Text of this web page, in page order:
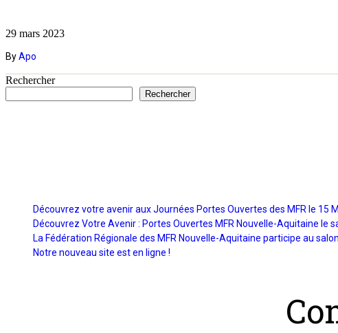
29 mars 2023
ByApo
Rechercher
Rechercher
Découvrez votre avenir aux Journées Portes Ouvertes des MFR le 15
Découvrez Votre Avenir : Portes Ouvertes MFR Nouvelle-Aquitaine le
La Fédération Régionale des MFR Nouvelle-Aquitaine participe au
Notre nouveau site est en ligne !